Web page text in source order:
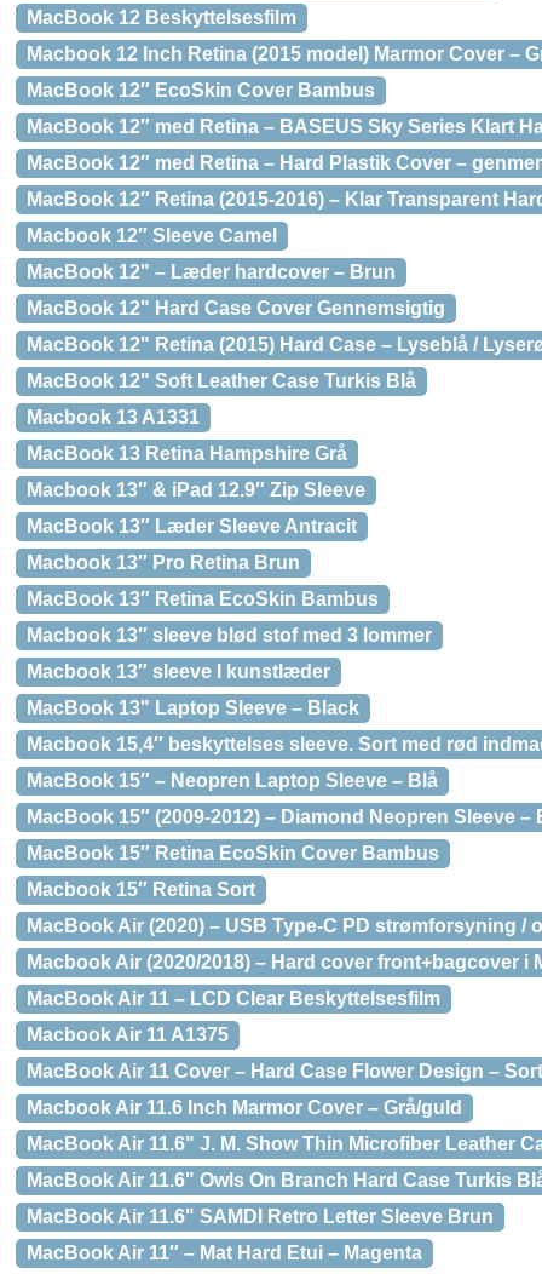
MacBook 12 Beskyttelsesfilm
Macbook 12 Inch Retina (2015 model) Marmor Cover –
MacBook 12″ EcoSkin Cover Bambus
MacBook 12″ med Retina – BASEUS Sky Series Klart
MacBook 12″ med Retina – Hard Plastik Cover –
MacBook 12″ Retina (2015-2016) – Klar Transparent
Macbook 12″ Sleeve Camel
MacBook 12" – Læder hardcover – Brun
MacBook 12" Hard Case Cover Gennemsigtig
MacBook 12" Retina (2015) Hard Case – Lyseblå /
MacBook 12" Soft Leather Case Turkis Blå
Macbook 13 A1331
MacBook 13 Retina Hampshire Grå
Macbook 13″ & iPad 12.9″ Zip Sleeve
MacBook 13″ Læder Sleeve Antracit
Macbook 13″ Pro Retina Brun
MacBook 13″ Retina EcoSkin Bambus
Macbook 13″ sleeve blød stof med 3 lommer
Macbook 13″ sleeve I kunstlæder
MacBook 13" Laptop Sleeve – Black
Macbook 15,4″ beskyttelses sleeve. Sort med rød
MacBook 15″ – Neopren Laptop Sleeve – Blå
MacBook 15″ (2009-2012) – Diamond Neopren Sleeve –
MacBook 15″ Retina EcoSkin Cover Bambus
Macbook 15″ Retina Sort
MacBook Air (2020) – USB Type-C PD strømforsyning /
Macbook Air (2020/2018) – Hard cover front+bagcover i
MacBook Air 11 – LCD Clear Beskyttelsesfilm
Macbook Air 11 A1375
MacBook Air 11 Cover – Hard Case Flower Design –
Macbook Air 11.6 Inch Marmor Cover – Grå/guld
MacBook Air 11.6" J. M. Show Thin Microfiber Leather
MacBook Air 11.6" Owls On Branch Hard Case Turkis
MacBook Air 11.6" SAMDI Retro Letter Sleeve Brun
MacBook Air 11″ – Mat Hard Etui – Magenta